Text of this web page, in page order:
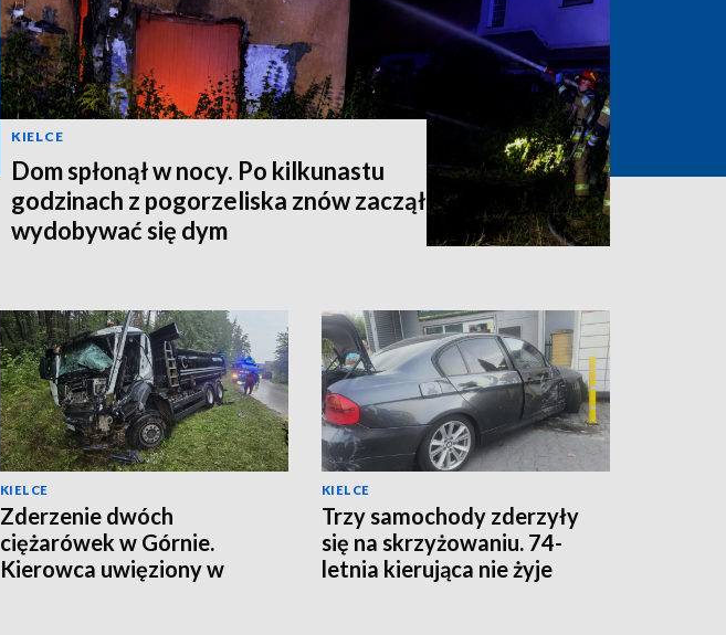
KIELCE
Dom spłonął w nocy. Po kilkunastu
godzinach z pogorzeliska znów zaczął
wydobywać się dym
KIELCE
Zderzenie dwóch
ciężarówek w Górnie.
Kierowca uwięziony w
KIELCE
Trzy samochody zderzyły
się na skrzyżowaniu. 74-
letnia kierująca nie żyje